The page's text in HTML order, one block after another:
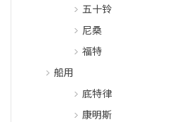
五十铃
尼桑
福特
船用
底特律
康明斯